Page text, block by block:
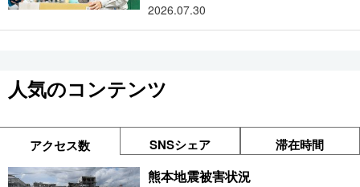
2026.07.30
人気のコンテンツ
アクセス数 SNSシェア 滞在時間
熊本地震被害状況